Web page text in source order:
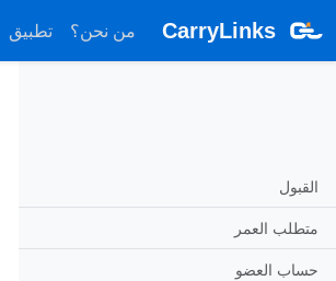
CarryLinks من نحن؟ تطبيق
القبول
متطلب العمر
حساب العضو